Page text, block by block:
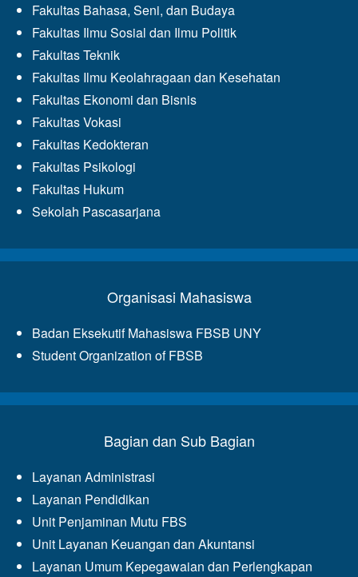
Fakultas Bahasa, Seni, dan Budaya
Fakultas Ilmu Sosial dan Ilmu Politik
Fakultas Teknik
Fakultas Ilmu Keolahragaan dan Kesehatan
Fakultas Ekonomi dan Bisnis
Fakultas Vokasi
Fakultas Kedokteran
Fakultas Psikologi
Fakultas Hukum
Sekolah Pascasarjana
Organisasi Mahasiswa
Badan Eksekutif Mahasiswa FBSB UNY
Student Organization of FBSB
Bagian dan Sub Bagian
Layanan Administrasi
Layanan Pendidikan
Unit Penjaminan Mutu FBS
Unit Layanan Keuangan dan Akuntansi
Layanan Umum Kepegawaian dan Perlengkapan